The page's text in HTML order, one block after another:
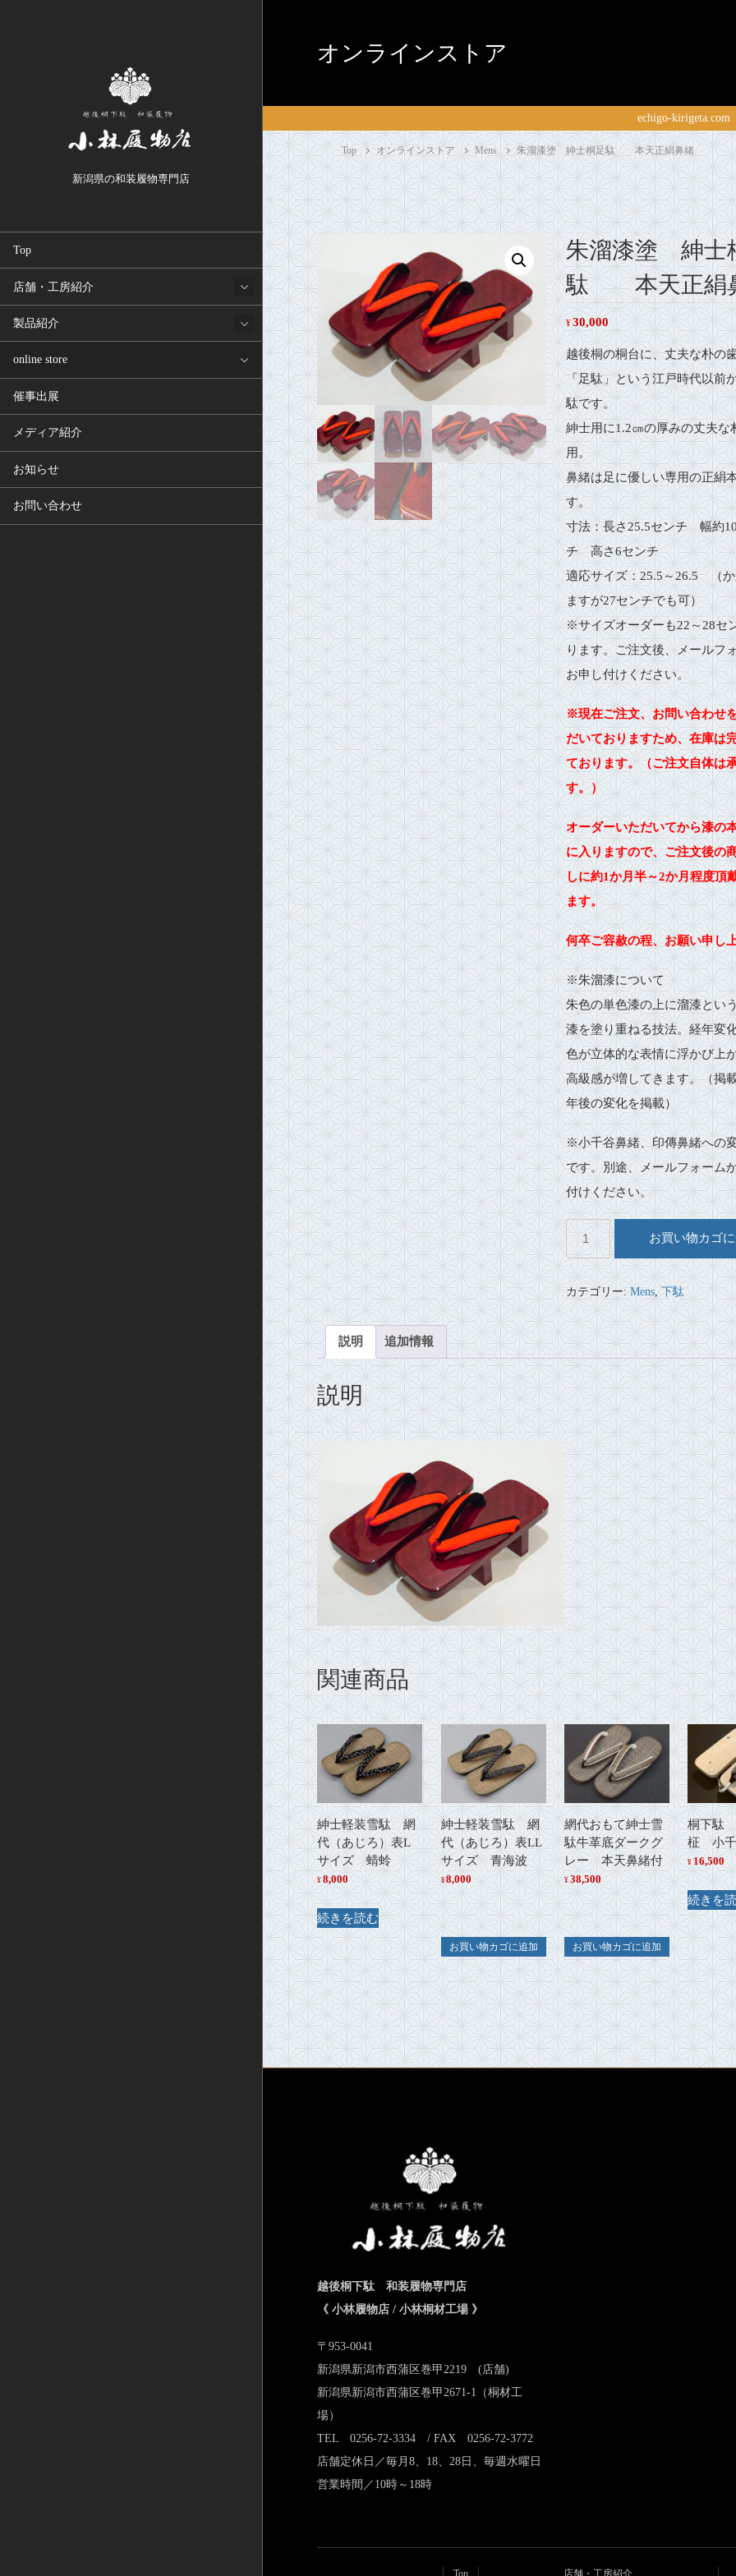
新潟県の和装履物専門店
Top
店舗・工房紹介
製品紹介
online store
催事出展
メディア紹介
お知らせ
お問い合わせ
オンラインストア
echigo-kirigeta.com
Top オンラインストア Mens 朱溜漆塗 紳士桐足駄 本天正絹鼻緒
朱溜漆塗 紳士
駄 本天正絹
¥30,000
越後桐の桐台に、丈夫な朴の
「足駄」という江戸時代以前
駄です。
紳士用に1.2㎝の厚みの丈夫な
用。
鼻緒は足に優しい専用の正絹
す。
寸法：長さ25.5センチ 幅約
チ 高さ6センチ
適応サイズ：25.5～26.5 （
ますが27センチでも可）
※サイズオーダーも22～28セ
ります。ご注文後、メールフ
お申し付けください。
※現在ご注文、お問い合わせ
だいておりますため、在庫は
ております。（ご注文自体は
す。）
オーダーいただいてから漆の
に入りますので、 ご注文後の
しに約1か月半～2か月程度頂
ます。
何卒ご容赦の程、お願い申し
※朱溜漆について
朱色の単色漆の上に溜漆とい
漆を塗り重ねる技法。経年変
色が立体的な表情に浮かび上
高級感が増してきます。（掲
年後の変化を掲載）
※小千谷鼻緒、印傳鼻緒への
です。別途、メールフォーム
付けください。
朱
溜
漆
塗
紳
士
桐
足
駄
本
天
正
絹
鼻
緒
個
お買い物カゴ
カテゴリー:Mens, 下駄
説明 追加情報
説明
関連商品
紳士軽装雪駄 網
代（あじろ）表L
サイズ 蜻蛉
¥8,000
続きを読む
紳士軽装雪駄 網
代（あじろ）表LL
サイズ 青海波
¥8,000
お買い物カゴに追加
網代おもて紳士雪
駄牛革底ダークグ
レー 本天鼻緒付
¥ 38,500
お買い物カゴに追加
桐下駄
柾 小千
¥ 16,500
続きを
越後桐下駄 和装履物専門店
《 小林履物店 / 小林桐材工場 》
〒953-0041
新潟県新潟市西蒲区巻甲2219 (店舗)
新潟県新潟市西蒲区巻甲2671-1（桐材工
場）
TEL 0256-72-3334 / FAX 0256-72-3772
店舗定休日／毎月8、18、28日、毎週水曜日
営業時間／10時～18時
Top 店舗・工房紹介